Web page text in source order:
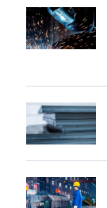
липні
На
БМК
виробили
трамвайних
колій
Москви
і
Ярославля
Європі
виживуть
тільки
ЕДП:
PwC
Продажі
автомобілів